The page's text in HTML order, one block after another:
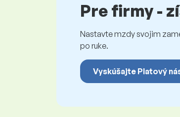
Pre firmy -
Nastavte mzdy svojim
po ruke.
Vyskúšajte Platový